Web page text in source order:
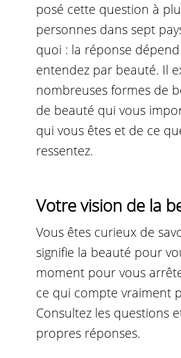
posé cette question à
personnes dans sept
quoi : la réponse
entendez par beauté. Il
nombreuses formes de
de beauté qui vous
qui vous êtes et de ce
ressentez.
Votre vision de la
Vous êtes curieux de
signifie la beauté pour
moment pour vous
ce qui compte vraiment
Consultez les questions
propres réponses.